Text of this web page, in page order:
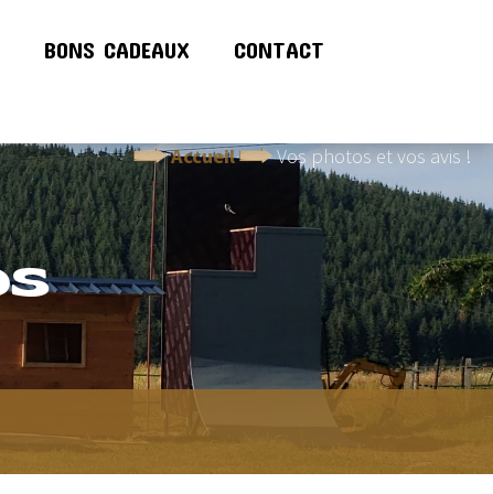
BONS CADEAUX CONTACT
Accueil Vos photos et vos avis !